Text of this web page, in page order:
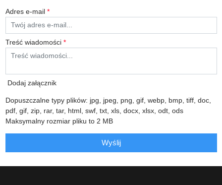
Adres e-mail *
Treść wiadomości *
Dodaj załącznik
Dopuszczalne typy plików: jpg, jpeg, png, gif, webp, bmp, tiff, doc,
pdf, gif, zip, rar, tar, html, swf, txt, xls, docx, xlsx, odt, ods
Maksymalny rozmiar pliku to 2 MB
Wyślij